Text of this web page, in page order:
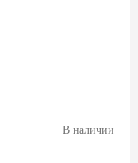
В наличии